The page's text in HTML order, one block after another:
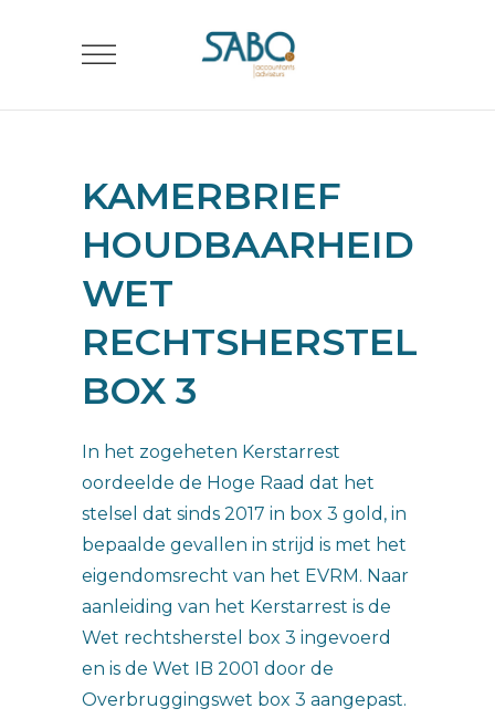
KAMERBRIEF
HOUDBAARHEID
WET
RECHTSHERSTEL
BOX 3
In het zogeheten Kerstarrest
oordeelde de Hoge Raad dat het
stelsel dat sinds 2017 in box 3 gold, in
bepaalde gevallen in strijd is met het
eigendomsrecht van het EVRM. Naar
aanleiding van het Kerstarrest is de
Wet rechtsherstel box 3 ingevoerd
en is de Wet IB 2001 door de
Overbruggingswet box 3 aangepast.